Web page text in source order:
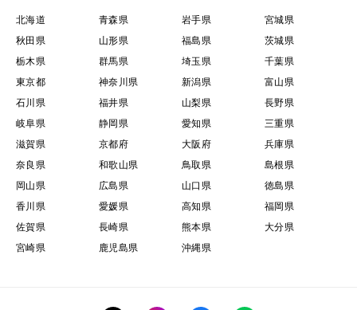
北海道 青森県 岩手県
宮城県
秋田県
山形県 福島県
茨城県
栃木県
群馬県 埼玉県
千葉県
東京都
神奈川県 新潟県
富山県
石川県
福井県 山梨県
長野県
岐阜県
静岡県 愛知県
三重県
滋賀県
京都府 大阪府
兵庫県
奈良県
和歌山県 鳥取県
島根県
岡山県
広島県 山口県
徳島県
香川県
愛媛県 高知県
福岡県
佐賀県
長崎県 熊本県
大分県
宮崎県
鹿児島県 沖縄県